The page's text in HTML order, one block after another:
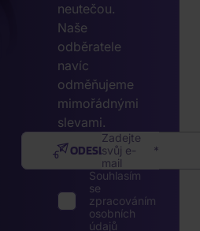
neutečou.
Naše
odběratele
navíc
odměňujeme
mimořádnými
slevami.
Zadejte
svůj e-
mail
ODESLAT
Souhlasím
se
zpracováním
osobních
údajů